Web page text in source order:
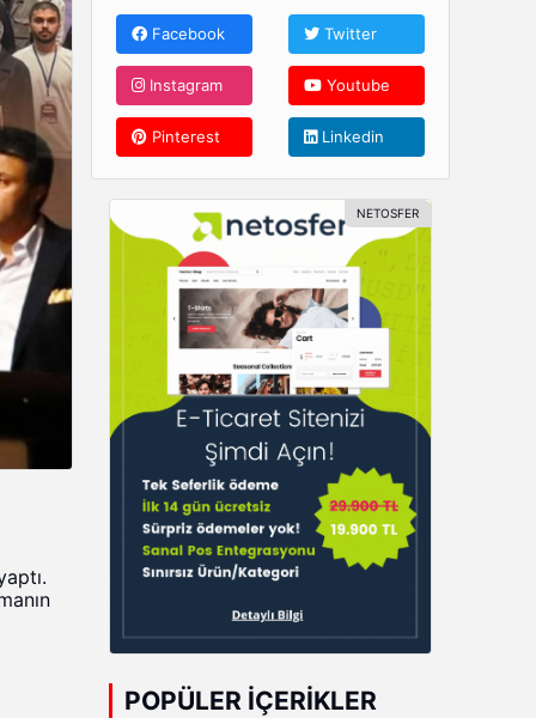
Facebook Twitter
Instagram Youtube
Pinterest Linkedin
POPÜLER İÇERIKLER